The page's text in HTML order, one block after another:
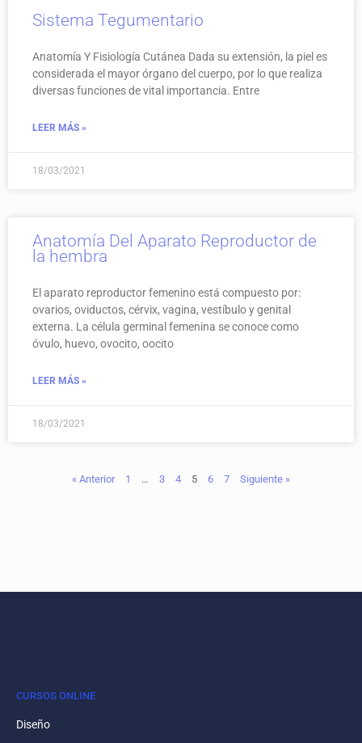
Sistema Tegumentario
Anatomía Y Fisiología Cutánea Dada su extensión, la piel es
considerada el mayor órgano del cuerpo, por lo que realiza
diversas funciones de vital importancia. Entre
LEER MÁS »
18/03/2021
Anatomía Del Aparato Reproductor de
la hembra
El aparato reproductor femenino está compuesto por:
ovarios, oviductos, cérvix, vagina, vestíbulo y genital
externa. La célula germinal femenina se conoce como
óvulo, huevo, ovocito, oocito
LEER MÁS »
18/03/2021
« Anterior 1 … 3 4 5 6 7 Siguiente »
CURSOS ONLINE
Diseño